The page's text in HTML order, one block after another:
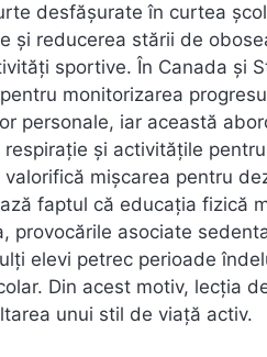
desfășurate în curtea
și reducerea stării de
sportive. În Canada și
monitorizarea
personale, iar această
și activitățile
mișcarea pentru
faptul că educația fizică
provocările asociate
elevi petrec perioade
Din acest motiv, lecția
unui stil de viață activ.